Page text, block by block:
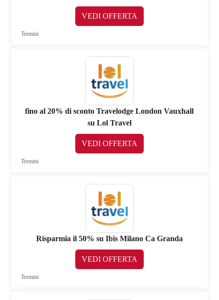
VEDI OFFERTA
Termini
fino al 20% di sconto Travelodge London Vauxhall
su Lol Travel
VEDI OFFERTA
Termini
Risparmia il 50% su Ibis Milano Ca Granda
VEDI OFFERTA
Termini